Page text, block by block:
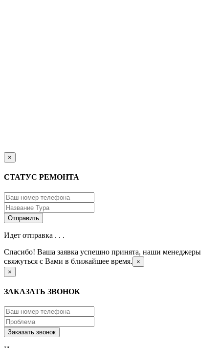
×
СТАТУС РЕМОНТА
Идет отправка . . .
Спасибо! Ваша заявка успешно принята, наши менеджеры
свяжуться с Вами в ближайшее время.
×
×
ЗАКАЗАТЬ ЗВОНОК